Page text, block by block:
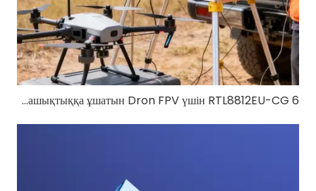
6 Вт жоғары қуатты 5 ГГц FPV модулі: ұзақ қашықтыққа ұшатын Dron FPV үшін RTL8812EU-CG